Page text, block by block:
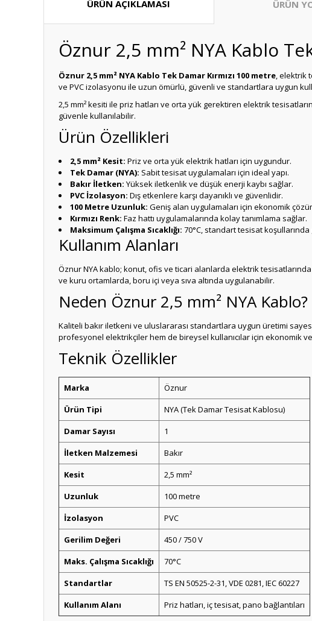
ÜRÜN AÇIKLAMASI ÜRÜN
Öznur 2,5 mm² NYA Kablo
Öznur 2,5 mm² NYA Kablo Tek Damar Kırmızı 100 metre, elektrik
ve PVC izolasyonu ile uzun ömürlü, güvenli ve standartlara uygun
2,5 mm² kesiti ile priz hatları ve orta yük gerektiren elektrik
güvenle kullanılabilir.
Ürün Özellikleri
2,5 mm² Kesit: Priz ve orta yük elektrik hatları için uygundur.
Tek Damar (NYA): Sabit tesisat uygulamaları için ideal yapı.
Bakır İletken: Yüksek iletkenlik ve düşük enerji kaybı sağlar.
PVC İzolasyon: Dış etkenlere karşı dayanıklı ve güvenlidir.
100 Metre Uzunluk: Geniş alan uygulamaları için ekonomik
Kırmızı Renk: Faz hattı uygulamalarında kolay tanımlama sağlar.
Maksimum Çalışma Sıcaklığı: 70°C, standart tesisat koşullarında
Kullanım Alanları
Öznur NYA kablo; konut, ofis ve ticari alanlarda elektrik
ve kuru ortamlarda, boru içi veya sıva altında uygulanabilir.
Neden Öznur 2,5 mm² NYA Kablo?
Kaliteli bakır iletkeni ve uluslararası standartlara uygun üretimi
profesyonel elektrikçiler hem de bireysel kullanıcılar için ekonomik
Teknik Özellikler
Marka
Öznur
Ürün Tipi
NYA (Tek Damar Tesisat Kablosu)
Damar Sayısı
1
İletken Malzemesi
Bakır
Kesit
2,5 mm²
Uzunluk
100 metre
İzolasyon
PVC
Gerilim Değeri
450 / 750 V
Maks. Çalışma Sıcaklığı
70°C
Standartlar
TS EN 50525-2-31, VDE 0281, IEC 60227
Kullanım Alanı
Priz hatları, iç tesisat, pano bağlantıları